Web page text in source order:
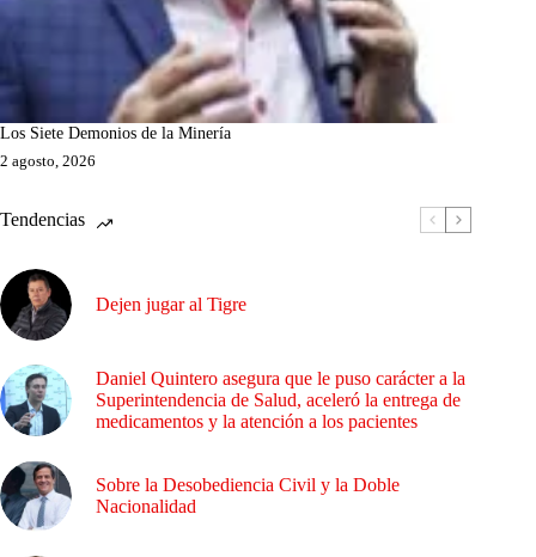
Los Siete Demonios de la Minería
2 agosto, 2026
Tendencias
Dejen jugar al Tigre
Daniel Quintero asegura que le puso carácter a la
Superintendencia de Salud, aceleró la entrega de
medicamentos y la atención a los pacientes
Sobre la Desobediencia Civil y la Doble
Nacionalidad